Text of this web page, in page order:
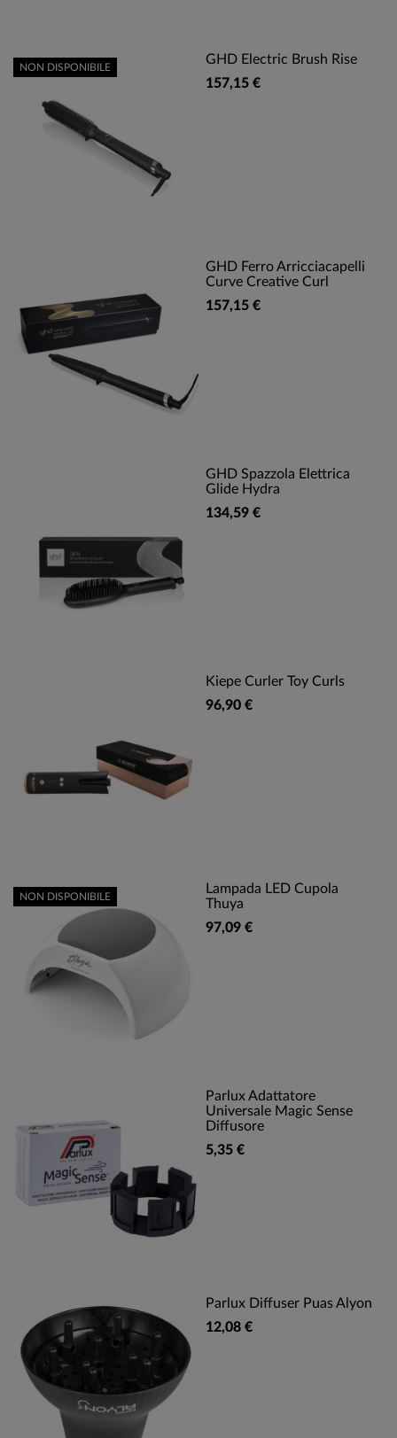
GHD Electric Brush Rise
157,15 €
NON DISPONIBILE
GHD Ferro Arricciacapelli
Curve Creative Curl
157,15 €
GHD Spazzola Elettrica
Glide Hydra
134,59 €
Kiepe Curler Toy Curls
96,90 €
Lampada LED Cupola
Thuya
97,09 €
NON DISPONIBILE
Parlux Adattatore
Universale Magic Sense
Diffusore
5,35 €
Parlux Diffuser Puas Alyon
12,08 €